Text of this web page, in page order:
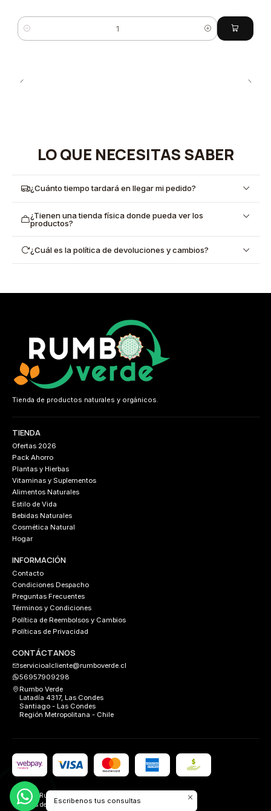
Cantidad
LO QUE NECESITAS SABER
¿Cuánto tiempo tardará en llegar mi pedido?
¿Tienen una tienda física donde pueda ver los
productos?
¿Cuál es la política de devoluciones y cambios?
Tienda de productos naturales y orgánicos.
TIENDA
Ofertas 2026
Pack Ahorro
Plantas y Hierbas
Vitaminas y Suplementos
Alimentos Naturales
Estilo de Vida
Bebidas Naturales
Cosmética Natural
Hogar
INFORMACIÓN
Contacto
Condiciones Despacho
Preguntas Frecuentes
Términos y Condiciones
Política de Reembolsos y Cambios
Políticas de Privacidad
CONTÁCTANOS
servicioalcliente@rumboverde.cl
56957909298
Rumbo Verde
Latadía 4317, Las Condes
Santiago - Las Condes
Región Metropolitana - Chile
2026 Rumbo Verde.
Todos los derechos reservados.Desarrollado por
Escribenos tus consultas